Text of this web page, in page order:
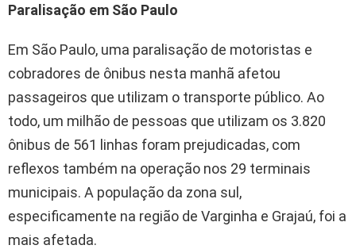
Paralisação em São Paulo
Em São Paulo, uma paralisação de motoristas e
cobradores de ônibus nesta manhã afetou
passageiros que utilizam o transporte público. Ao
todo, um milhão de pessoas que utilizam os 3.820
ônibus de 561 linhas foram prejudicadas, com
reflexos também na operação nos 29 terminais
municipais. A população da zona sul,
especificamente na região de Varginha e Grajaú, foi a
mais afetada.